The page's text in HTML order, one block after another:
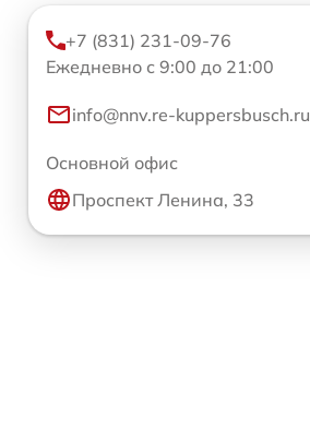
+7 (831) 231-09-76
Ежедневно с 9:00 до 21:00
info@nnv.re-kuppersbusch.ru
Основной офис
Проспект Ленина, 33